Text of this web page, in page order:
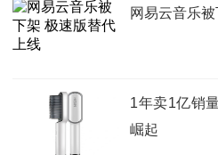
网易云音乐
1年卖1亿销
崛起